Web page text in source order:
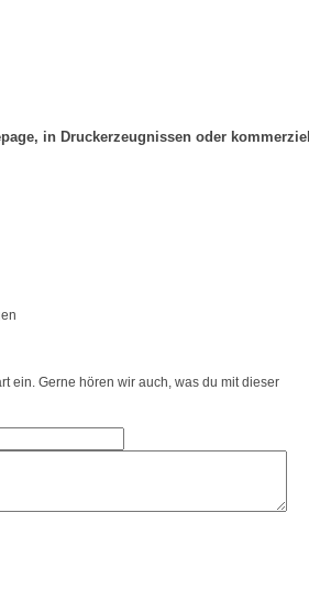
in Druckerzeugnissen oder kommerziell
ein. Gerne hören wir auch, was du mit dieser